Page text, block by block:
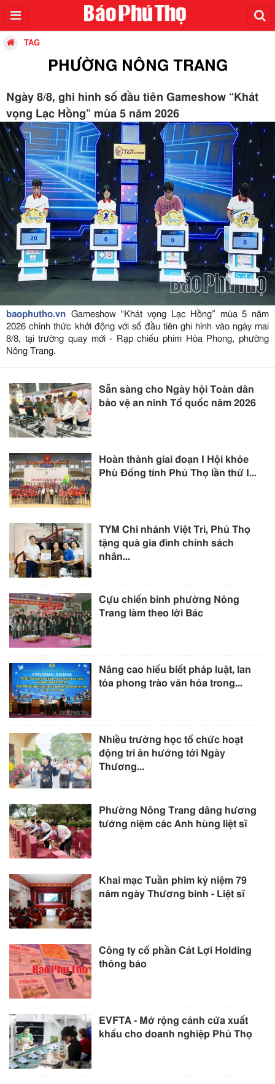
TAG
PHƯỜNG NÔNG TRANG
Ngày 8/8, ghi hình số đầu tiên Gameshow “Khát
vọng Lạc Hồng” mùa 5 năm 2026
baophutho.vn Gameshow “Khát vọng Lạc Hồng” mùa 5 năm
2026 chính thức khởi động với số đầu tiên ghi hình vào ngày mai
8/8, tại trường quay mới - Rạp chiếu phim Hòa Phong, phường
Nông Trang.
Sẵn sàng cho Ngày hội Toàn dân
bảo vệ an ninh Tổ quốc năm 2026
Hoàn thành giai đoạn I Hội khỏe
Phù Đổng tỉnh Phú Thọ lần thứ I...
TYM Chi nhánh Việt Trì, Phú Thọ
tặng quà gia đình chính sách
nhân...
Cựu chiến binh phường Nông
Trang làm theo lời Bác
Nâng cao hiểu biết pháp luật, lan
tỏa phong trào văn hóa trong...
Nhiều trường học tổ chức hoạt
động tri ân hướng tới Ngày
Thương...
Phường Nông Trang dâng hương
tưởng niệm các Anh hùng liệt sĩ
Khai mạc Tuần phim kỷ niệm 79
năm ngày Thương binh - Liệt sĩ
Công ty cổ phần Cát Lợi Holding
thông báo
EVFTA - Mở rộng cánh cửa xuất
khẩu cho doanh nghiệp Phú Thọ